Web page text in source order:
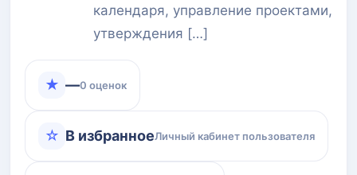
календаря, управление проектами,
утверждения […]
★ —0 оценок
☆ В избранноеЛичный кабинет пользователя